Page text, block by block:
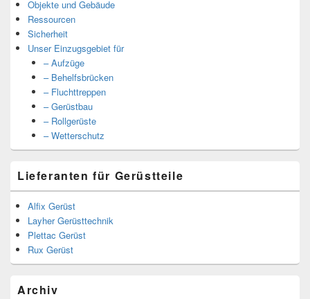
Objekte und Gebäude
Ressourcen
Sicherheit
Unser Einzugsgebiet für
– Aufzüge
– Behelfsbrücken
– Fluchttreppen
– Gerüstbau
– Rollgerüste
– Wetterschutz
Lieferanten für Gerüstteile
Alfix Gerüst
Layher Gerüsttechnik
Plettac Gerüst
Rux Gerüst
Archiv